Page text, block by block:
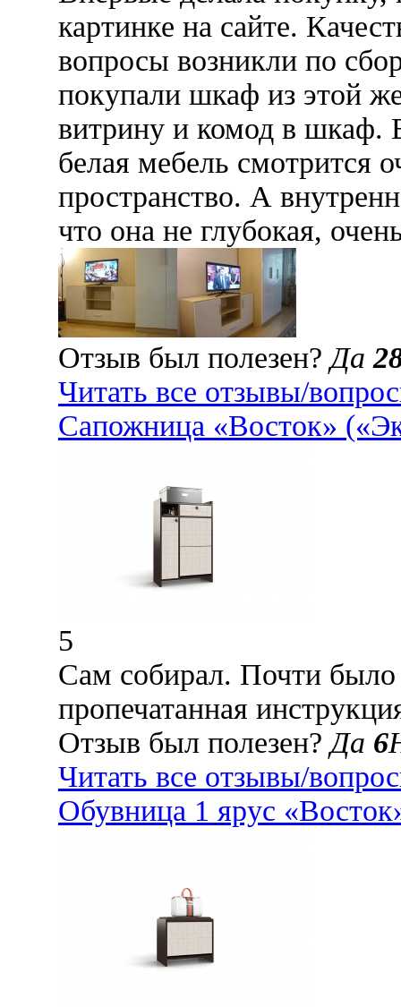
картинке на сайте.
вопросы возникли по
покупали шкаф из этой
витрину и комод в шкаф.
белая мебель смотрится
пространство. А
что она не глубокая,
Отзыв был полезен?Да
Читать все отзывы/
Сапожница «Восток»
5
Сам собирал. Почти
пропечатанная
Отзыв был полезен?Да 6
Читать все отзывы/
Обувница 1 ярус